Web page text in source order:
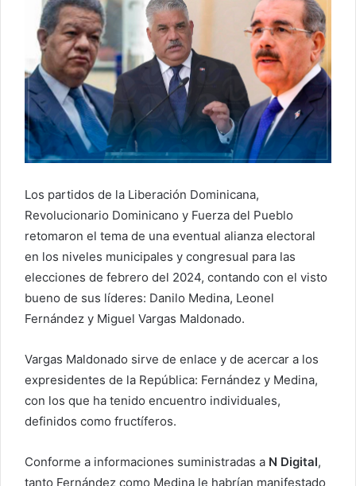
Los partidos de la Liberación Dominicana,
Revolucionario Dominicano y Fuerza del Pueblo
retomaron el tema de una eventual alianza electoral
en los niveles municipales y congresual para las
elecciones de febrero del 2024, contando con el visto
bueno de sus líderes: Danilo Medina, Leonel
Fernández y Miguel Vargas Maldonado.
Vargas Maldonado sirve de enlace y de acercar a los
expresidentes de la República: Fernández y Medina,
con los que ha tenido encuentro individuales,
definidos como fructíferos.
Conforme a informaciones suministradas a N Digital,
tanto Fernández como Medina le habrían manifestado